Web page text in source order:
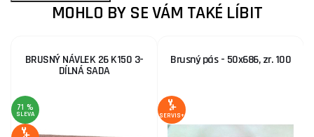
MOHLO BY SE VÁM TAKÉ LÍBIT
BRUSNÝ NÁVLEK 26 K150 3-
DÍLNÁ SADA
71 %
SLEVA
Brusný pás - 50x686, zr. 100
SERVIS+